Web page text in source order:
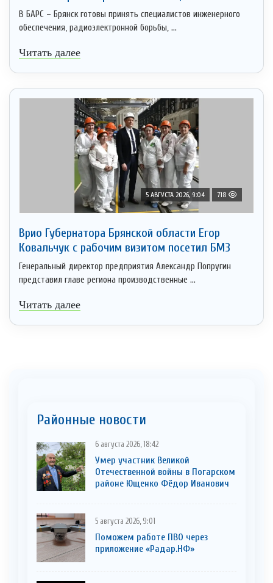
В БАРС – Брянск готовы принять специалистов инженерного
обеспечения, радиоэлектронной борьбы, ...
Читать далее
5 АВГУСТА 2026, 9:04 718
Врио Губернатора Брянской области Егор
Ковальчук с рабочим визитом посетил БМЗ
Генеральный директор предприятия Александр Попругин
представил главе региона производственные ...
Читать далее
Районные новости
6 августа 2026, 18:42
Умер участник Великой
Отечественной войны в Погарском
районе Ющенко Фёдор Иванович
5 августа 2026, 9:01
Поможем работе ПВО через
приложение «Радар.НФ»